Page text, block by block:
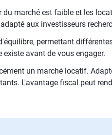
marché est faible et les
aux investisseurs
permettant
avant de vous engager.
un marché locatif.
L'avantage fiscal peut